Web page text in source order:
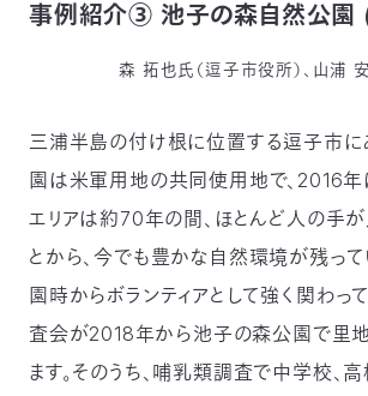
事例紹介③ 池子の森自然公園
森 拓也氏（逗子市役所）、山浦
三浦半島の付け根に位置する逗子市に
園は米軍用地の共同使用地で、2016
エリアは約70年の間、ほとんど人の手
とから、今でも豊かな自然環境が残って
園時からボランティアとして強く関わっ
査会が2018年から池子の森公園で里
ます。そのうち、哺乳類調査で中学校、